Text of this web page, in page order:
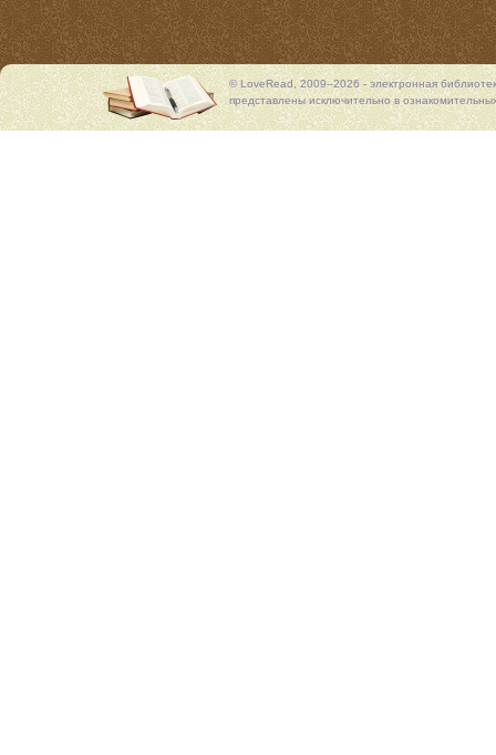
© LoveRead, 2009–2026 - электронная
представлены исключительно в